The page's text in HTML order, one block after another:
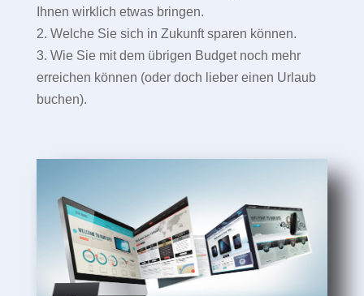
Ihnen wirklich etwas bringen.
2. Welche Sie sich in Zukunft sparen können.
3. Wie Sie mit dem übrigen Budget noch mehr
erreichen können (oder doch lieber einen Urlaub
buchen).